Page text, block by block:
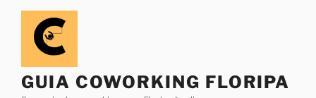
Pular
conteúdo
GUIA COWORKING FLORIPA